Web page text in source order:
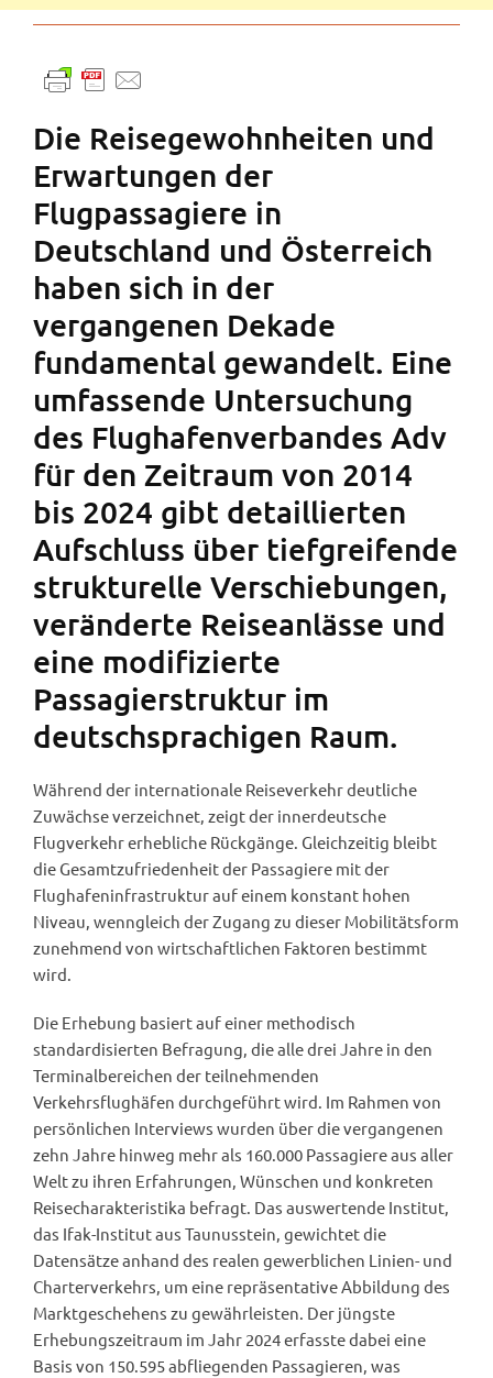
Die Reisegewohnheiten und
Erwartungen der
Flugpassagiere in
Deutschland und Österreich
haben sich in der
vergangenen Dekade
fundamental gewandelt. Eine
umfassende Untersuchung
des Flughafenverbandes Adv
für den Zeitraum von 2014
bis 2024 gibt detaillierten
Aufschluss über tiefgreifende
strukturelle Verschiebungen,
veränderte Reiseanlässe und
eine modifizierte
Passagierstruktur im
deutschsprachigen Raum.
Während der internationale Reiseverkehr deutliche
Zuwächse verzeichnet, zeigt der innerdeutsche
Flugverkehr erhebliche Rückgänge. Gleichzeitig bleibt
die Gesamtzufriedenheit der Passagiere mit der
Flughafeninfrastruktur auf einem konstant hohen
Niveau, wenngleich der Zugang zu dieser Mobilitätsform
zunehmend von wirtschaftlichen Faktoren bestimmt
wird.
Die Erhebung basiert auf einer methodisch
standardisierten Befragung, die alle drei Jahre in den
Terminalbereichen der teilnehmenden
Verkehrsflughäfen durchgeführt wird. Im Rahmen von
persönlichen Interviews wurden über die vergangenen
zehn Jahre hinweg mehr als 160.000 Passagiere aus aller
Welt zu ihren Erfahrungen, Wünschen und konkreten
Reisecharakteristika befragt. Das auswertende Institut,
das Ifak-Institut aus Taunusstein, gewichtet die
Datensätze anhand des realen gewerblichen Linien- und
Charterverkehrs, um eine repräsentative Abbildung des
Marktgeschehens zu gewährleisten. Der jüngste
Erhebungszeitraum im Jahr 2024 erfasste dabei eine
Basis von 150.595 abfliegenden Passagieren, was